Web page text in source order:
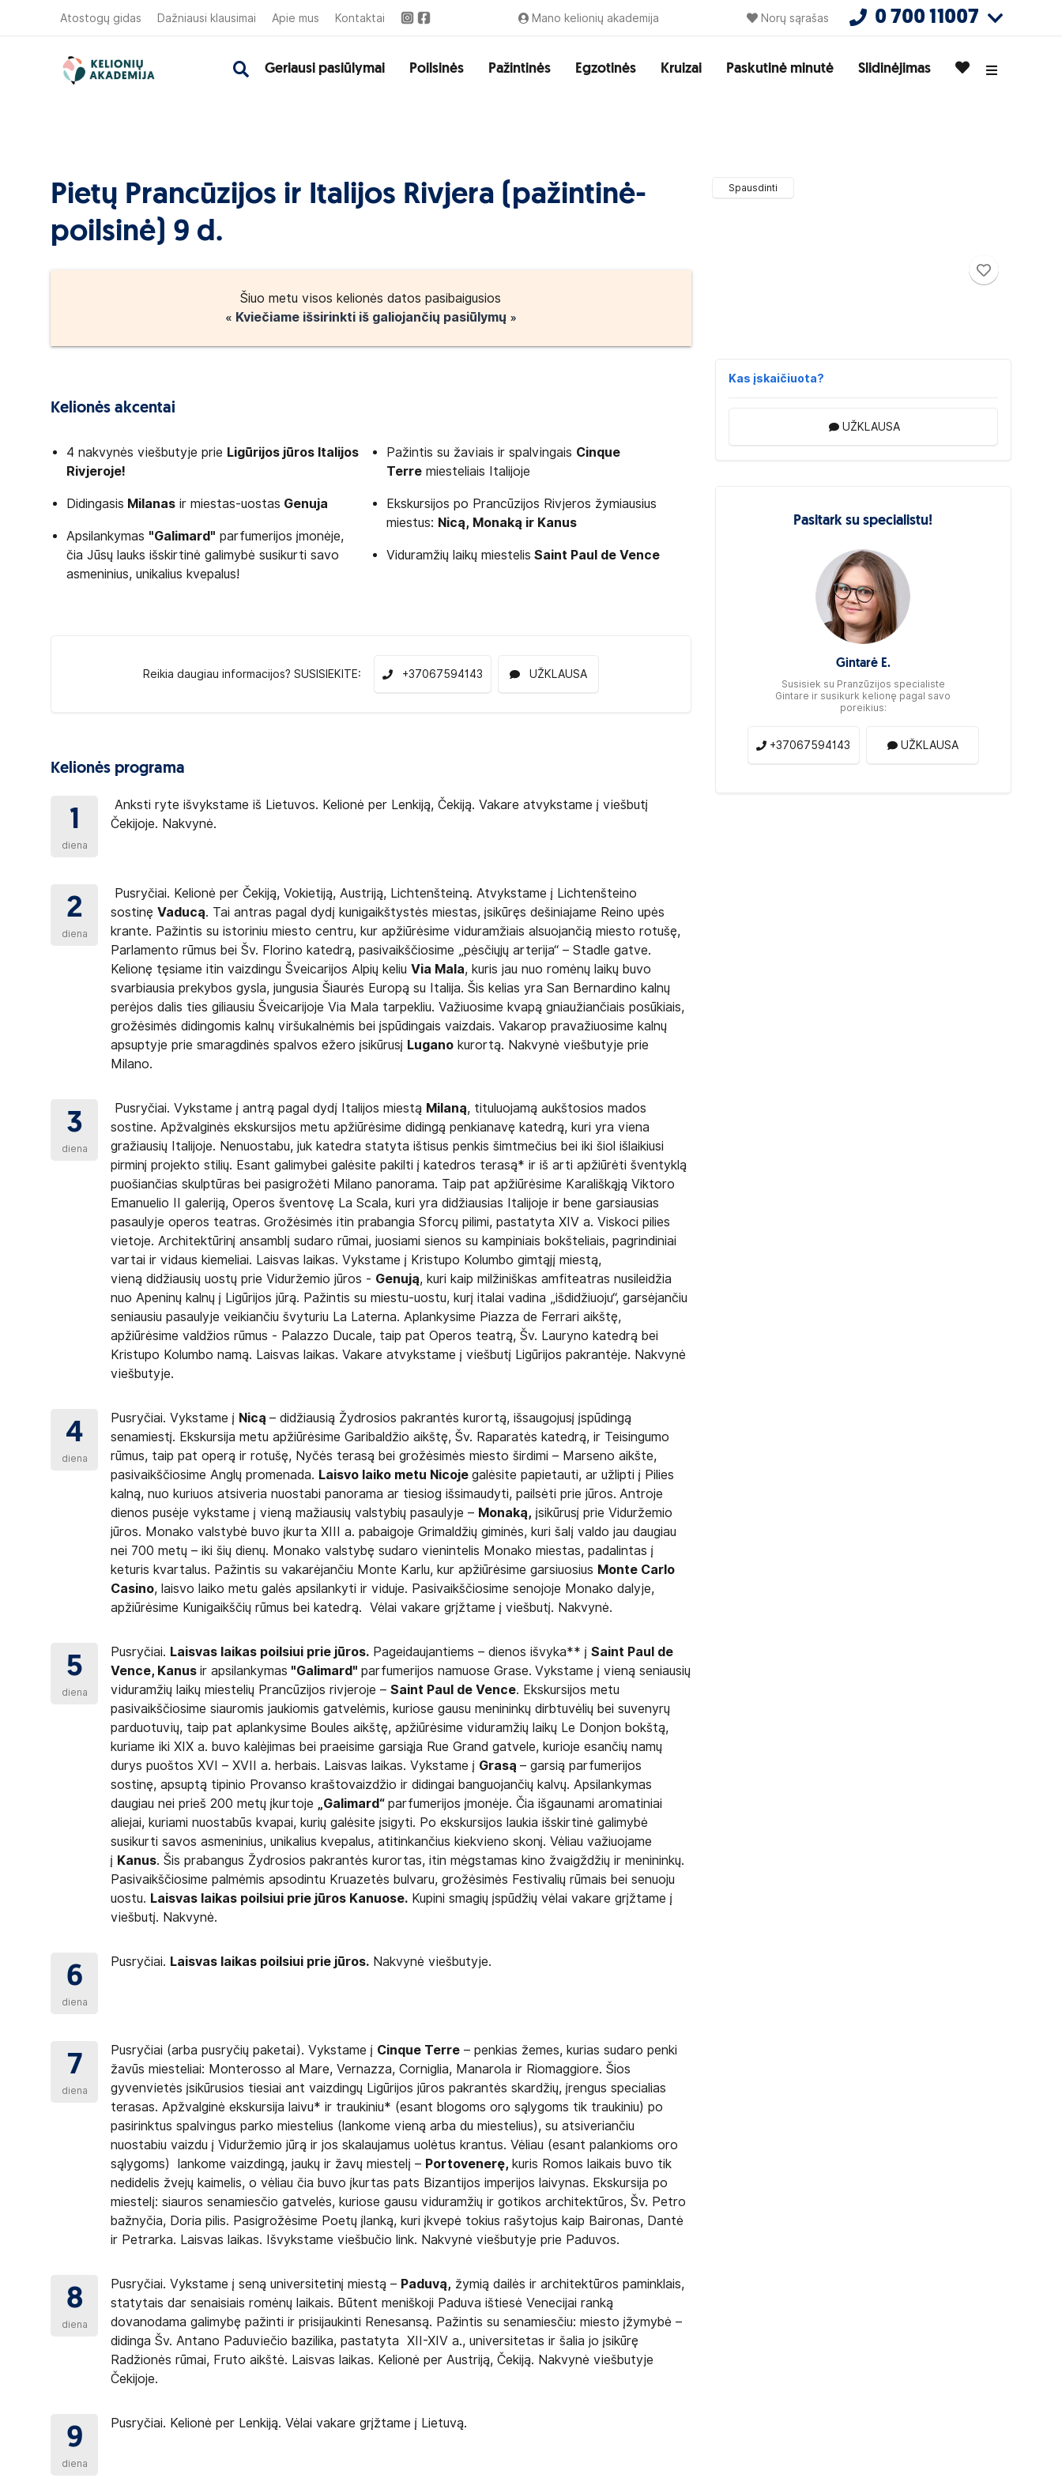
Atostogų gidas Dažniausi klausimai Apie mus Kontaktai Mano kelionių akademija Norų sąrašas 0 700 11007
Geriausi pasiūlymai Poilsinės Pažintinės Egzotinės Kruizai Paskutinė minutė Slidinėjimas
Pietų Prancūzijos ir Italijos Rivjera (pažintinė-
poilsinė) 9 d.
Spausdinti
Šiuo metu visos kelionės datos pasibaigusios
« Kviečiame išsirinkti iš galiojančių pasiūlymų »
Kelionės akcentai
4 nakvynės viešbutyje prie Ligūrijos jūros Italijos
Rivjeroje!
Didingasis Milanas ir miestas-uostas Genuja
Apsilankymas "Galimard" parfumerijos įmonėje,
čia Jūsų lauks išskirtinė galimybė susikurti savo
asmeninius, unikalius kvepalus!
Pažintis su žaviais ir spalvingais Cinque
Terre miesteliais Italijoje
Ekskursijos po Prancūzijos Rivjeros žymiausius
miestus: Nicą, Monaką ir Kanus
Viduramžių laikų miestelis Saint Paul de Vence
Reikia daugiau informacijos? SUSISIEKITE: +37067594143 UŽKLAUSA
bei kelionių organizatoriaus atstovo
Kauną ar Vilnių atvyksta savo automobiliu, gali
paslaugas rasite interneto
tapatybės kortelės galiojimo laikas baigiasi
į kelionę pasiimti ir asmens dokumento
dokumentas.
pries-pradedant-kelione/nepilnameciu-
į lankomus mokamus objektus, kortele
ir skausmą malšinančio tepalo;
dėl draudiminio įvykio, apmokėjimą. Tokį
(www.balcia.lt). Užsisakę mūsų siūlomą
metu turi kelionės vadovas.
už medicinos pagalbos paslaugas mokėsite
Graikija, Ispanija, Italija, Jungtinė
Lichtenšteinas, Islandija, Norvegija, Šveicarijos
neįvykusios kelionės draudimu galima likus
oro temperatūrai lauke). Autobusuose
Jums parenkama automatiškai. Plane vietos
Visuose autobusuose vietos sunumeruotos
autobuso salone.
tik būtiniausius daiktus.
Kelionės programa
1
diena
Anksti ryte išvykstame iš Lietuvos. Kelionė per Lenkiją, Čekiją. Vakare atvykstame į viešbutį
Čekijoje. Nakvynė.
2
diena
Pusryčiai. Kelionė per Čekiją, Vokietiją, Austriją, Lichtenšteiną. Atvykstame į Lichtenšteino
sostinęVaducą. Tai antras pagal dydį kunigaikštystės miestas, įsikūręs dešiniajame Reino upės
krante. Pažintis su istoriniu miesto centru, kur apžiūrėsime viduramžiais alsuojančią miesto rotušę,
Parlamento rūmus bei Šv. Florino katedrą, pasivaikščiosime „pėsčiųjų arterija“ – Stadle gatve.
Kelionę tęsiame itin vaizdingu Šveicarijos Alpių keliuVia Mala, kuris jau nuo romėnų laikų buvo
svarbiausia prekybos gysla, jungusia Šiaurės Europą su Italija. Šis kelias yra San Bernardino kalnų
perėjos dalis ties giliausiu Šveicarijoje Via Mala tarpekliu. Važiuosime kvapą gniaužiančiais posūkiais,
grožėsimės didingomis kalnų viršukalnėmis bei įspūdingais vaizdais. Vakarop pravažiuosime kalnų
apsuptyje prie smaragdinės spalvos ežero įsikūrusį Lugano kurortą. Nakvynė viešbutyje prie
Milano.
3
diena
Pusryčiai. Vykstame į antrą pagal dydį Italijos miestą Milaną, tituluojamą aukštosios mados
sostine. Apžvalginės ekskursijos metu apžiūrėsime didingą penkianavę katedrą, kuri yra viena
gražiausių Italijoje. Nenuostabu, juk katedra statyta ištisus penkis šimtmečius bei iki šiol išlaikiusi
pirminį projekto stilių. Esant galimybei galėsite pakilti į katedros terasą* ir iš arti apžiūrėti šventyklą
puošiančias skulptūras bei pasigrožėti Milano panorama. Taip pat apžiūrėsime Karališkąją Viktoro
Emanuelio II galeriją, Operos šventovę La Scala, kuri yra didžiausias Italijoje ir bene garsiausias
pasaulyje operos teatras. Grožėsimės itin prabangia Sforcų pilimi, pastatyta XIV a. Viskoci pilies
vietoje. Architektūrinį ansamblį sudaro rūmai, juosiami sienos su kampiniais bokšteliais, pagrindiniai
vartai ir vidaus kiemeliai. Laisvas laikas. Vykstame į Kristupo Kolumbo gimtąjį miestą,
vieną didžiausių uostų prie Viduržemio jūros - Genują, kuri kaip milžiniškas amfiteatras nusileidžia
nuo Apeninų kalnų į Ligūrijos jūrą. Pažintis su miestu-uostu, kurį italai vadina „išdidžiuoju“, garsėjančiu
seniausiu pasaulyje veikiančiu švyturiu La Laterna. Aplankysime Piazza de Ferrari aikštę,
apžiūrėsime valdžios rūmus - Palazzo Ducale, taip pat Operos teatrą, Šv. Lauryno katedrą bei
Kristupo Kolumbo namą. Laisvas laikas. Vakare atvykstame į viešbutį Ligūrijos pakrantėje. Nakvynė
viešbutyje.
4
diena
Pusryčiai. Vykstame į Nicą– didžiausią Žydrosios pakrantės kurortą, išsaugojusį įspūdingą
senamiestį. Ekskursija metu apžiūrėsime Garibaldžio aikštę, Šv. Raparatės katedrą, ir Teisingumo
rūmus, taip pat operą ir rotušę, Nyčės terasą bei grožėsimės miesto širdimi – Marseno aikšte,
pasivaikščiosime Anglų promenada. Laisvo laiko metu Nicojegalėsite papietauti, ar užlipti į Pilies
kalną, nuo kuriuos atsiveria nuostabi panorama ar tiesiog išsimaudyti, pailsėti prie jūros. Antroje
dienos pusėje vykstame į vieną mažiausių valstybių pasaulyje – Monaką, įsikūrusį prie Viduržemio
jūros. Monako valstybė buvo įkurta XIII a. pabaigoje Grimaldžių giminės, kuri šalį valdo jau daugiau
nei 700 metų – iki šių dienų. Monako valstybę sudaro vienintelis Monako miestas, padalintas į
keturis kvartalus. Pažintis su vakarėjančiu Monte Karlu, kur apžiūrėsime garsiuosius Monte Carlo
Casino, laisvo laiko metu galės apsilankyti ir viduje. Pasivaikščiosime senojoje Monako dalyje,
apžiūrėsime Kunigaikščių rūmus bei katedrą. Vėlai vakare grįžtame į viešbutį. Nakvynė.
5
diena
Pusryčiai. Laisvas laikas poilsiui prie jūros. Pageidaujantiems – dienos išvyka** įSaint Paul de
Vence, Kanusir apsilankymas "Galimard"parfumerijos namuose Grase. Vykstame į vieną seniausių
viduramžių laikų miestelių Prancūzijos rivjeroje –Saint Paul de Vence. Ekskursijos metu
pasivaikščiosime siauromis jaukiomis gatvelėmis, kuriose gausu menininkų dirbtuvėlių bei suvenyrų
parduotuvių, taip pat aplankysime Boules aikštę, apžiūrėsime viduramžių laikų Le Donjon bokštą,
kuriame iki XIX a. buvo kalėjimas bei praeisime garsiąja Rue Grand gatvele, kurioje esančių namų
durys puoštos XVI – XVII a. herbais. Laisvas laikas. Vykstame į Grasą– garsią parfumerijos
sostinę, apsuptą tipinio Provanso kraštovaizdžio ir didingai banguojančių kalvų. Apsilankymas
daugiau nei prieš 200 metų įkurtoje „Galimard“parfumerijos įmonėje. Čia išgaunami aromatiniai
aliejai, kuriami nuostabūs kvapai, kurių galėsite įsigyti. Po ekskursijos laukia išskirtinė galimybė
susikurti savos asmeninius, unikalius kvepalus, atitinkančius kiekvieno skonį. Vėliau važiuojame
į Kanus. Šis prabangus Žydrosios pakrantės kurortas, itin mėgstamas kino žvaigždžių ir menininkų.
Pasivaikščiosime palmėmis apsodintu Kruazetės bulvaru, grožėsimės Festivalių rūmais bei senuoju
uostu. Laisvas laikas poilsiui prie jūros Kanuose. Kupini smagių įspūdžių vėlai vakare grįžtame į
viešbutį. Nakvynė.
6
diena
Pusryčiai. Laisvas laikas poilsiui prie jūros. Nakvynė viešbutyje.
7
diena
Pusryčiai (arba pusryčių paketai). Vykstame į Cinque Terre – penkias žemes, kurias sudaro penki
žavūs miesteliai: Monterosso al Mare, Vernazza, Corniglia, Manarola ir Riomaggiore. Šios
gyvenvietės įsikūrusios tiesiai ant vaizdingų Ligūrijos jūros pakrantės skardžių, įrengus specialias
terasas. Apžvalginė ekskursija laivu* ir traukiniu* (esant blogoms oro sąlygoms tik traukiniu) po
pasirinktus spalvingus parko miestelius (lankome vieną arba du miestelius), su atsiveriančiu
nuostabiu vaizdu į Viduržemio jūrą ir jos skalaujamus uolėtus krantus. Vėliau (esant palankioms oro
sąlygoms) lankome vaizdingą, jaukų ir žavų miestelį – Portovenerę,kuris Romos laikais buvo tik
nedidelis žvejų kaimelis, o vėliau čia buvo įkurtas pats Bizantijos imperijos laivynas. Ekskursija po
miestelį: siauros senamiesčio gatvelės, kuriose gausu viduramžių ir gotikos architektūros, Šv. Petro
bažnyčia, Doria pilis. Pasigrožėsime Poetų įlanką, kuri įkvepė tokius rašytojus kaip Baironas, Dantė
ir Petrarka. Laisvas laikas. Išvykstame viešbučio link. Nakvynė viešbutyje prie Paduvos.
8
diena
Pusryčiai. Vykstame į seną universitetinį miestą – Paduvą, žymią dailės ir architektūros paminklais,
statytais dar senaisiais romėnų laikais. Būtent meniškoji Paduva ištiesė Venecijai ranką
dovanodama galimybę pažinti ir prisijaukinti Renesansą. Pažintis su senamiesčiu: miesto įžymybė –
didinga Šv. Antano Paduviečio bazilika, pastatyta XII-XIV a., universitetas ir šalia jo įsikūrę
Radžionės rūmai, Fruto aikštė. Laisvas laikas. Kelionė per Austriją, Čekiją. Nakvynė viešbutyje
Čekijoje.
9
diena
Pusryčiai. Kelionė per Lenkiją. Vėlai vakare grįžtame į Lietuvą.
Kas įskaičiuota?
UŽKLAUSA
Pasitark su specialistu!
Gintarė E.
Susisiek su Pranzūzijos specialiste
Gintare ir susikurk kelionę pagal savo
poreikius:
+37067594143 UŽKLAUSA